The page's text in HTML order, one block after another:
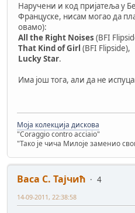
Наручени и код пријатеља у
Француске, нисам могао да
овамо):
All the Right Noises (BFI
That Kind of Girl (BFI Flipside),
Lucky Star.
Има још тога, али да не
Моја колекција дискова
"Coraggio contro acciaio"
"Тако је чича Милоје заменио
Васа С. Тајчић
4
14-09-2011, 22:38:58